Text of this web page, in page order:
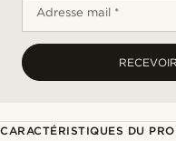
Adresse mail *
CARACTÉRISTIQUES DU